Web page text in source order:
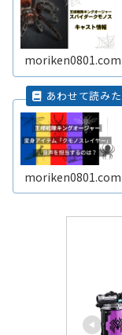
moriken0801.com
moriken0801.com